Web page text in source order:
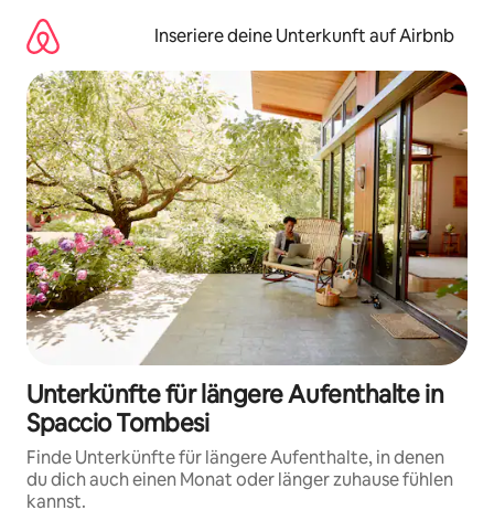
Inhalten
springen
Inseriere deine Unterkunft auf Airbnb
Unterkünfte für längere Aufenthalte in
Spaccio Tombesi
Finde Unterkünfte für längere Aufenthalte, in denen
du dich auch einen Monat oder länger zuhause fühlen
kannst.